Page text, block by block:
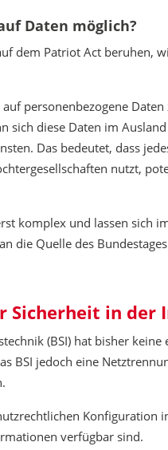
Daten möglich?
dem Patriot Act beruhen,
personenbezogene
sich diese Daten im
Das bedeutet, dass
nutzt,
komplex und lassen sich
die Quelle des
Sicherheit in der
(BSI) hat bisher
BSI jedoch eine
Konfiguration
verfügbar sind.